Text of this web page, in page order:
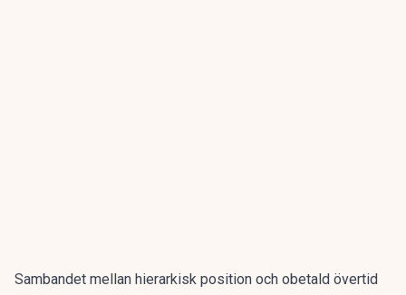
Sambandet mellan hierarkisk position och obetald övertid